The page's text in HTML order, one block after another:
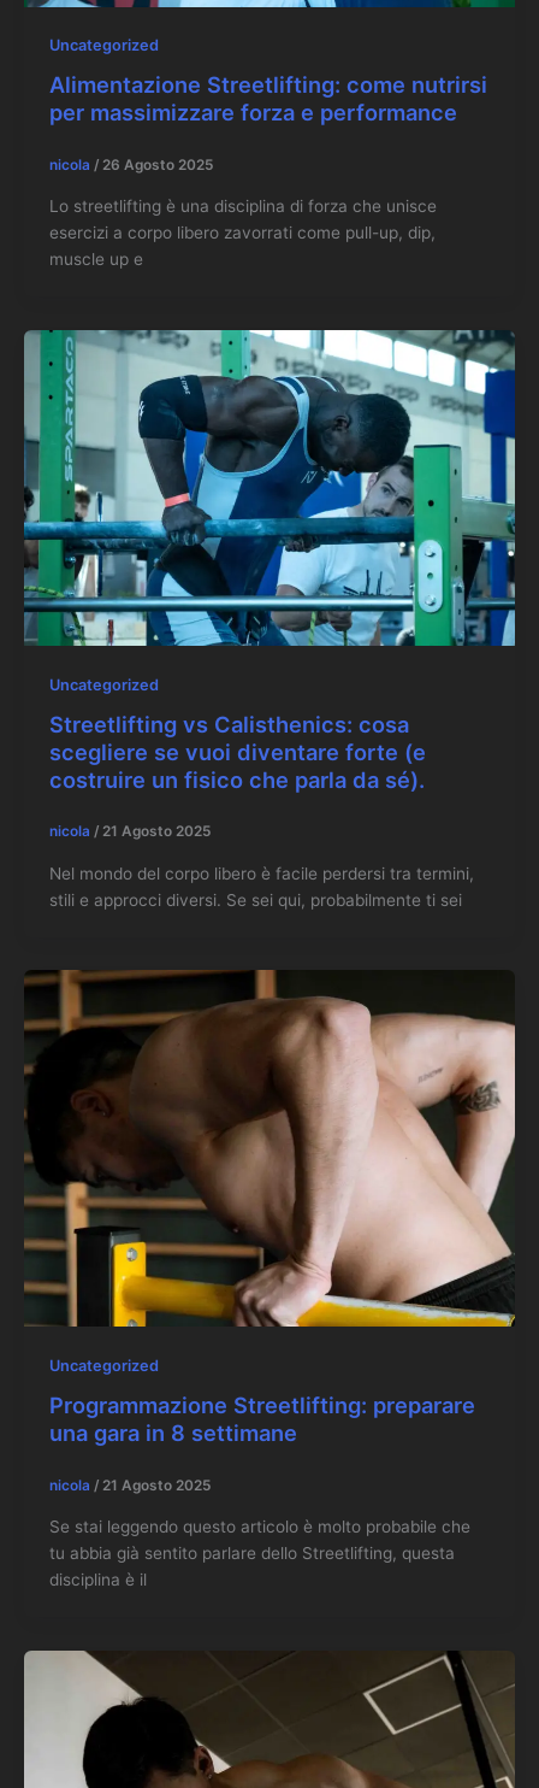
Uncategorized
Alimentazione Streetlifting: come nutrirsi
per massimizzare forza e performance
nicola / 26 Agosto 2025
Lo streetlifting è una disciplina di forza che unisce
esercizi a corpo libero zavorrati come pull-up, dip,
muscle up e
Uncategorized
Streetlifting vs Calisthenics: cosa
scegliere se vuoi diventare forte (e
costruire un fisico che parla da sé).
nicola / 21 Agosto 2025
Nel mondo del corpo libero è facile perdersi tra termini,
stili e approcci diversi. Se sei qui, probabilmente ti sei
Uncategorized
Programmazione Streetlifting: preparare
una gara in 8 settimane
nicola / 21 Agosto 2025
Se stai leggendo questo articolo è molto probabile che
tu abbia già sentito parlare dello Streetlifting, questa
disciplina è il